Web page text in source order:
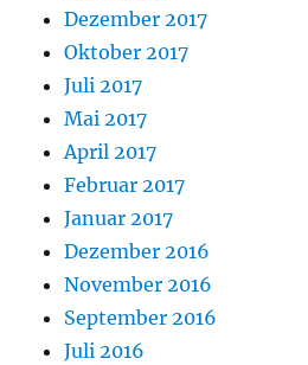
Dezember 2017
Oktober 2017
Juli 2017
Mai 2017
April 2017
Februar 2017
Januar 2017
Dezember 2016
November 2016
September 2016
Juli 2016